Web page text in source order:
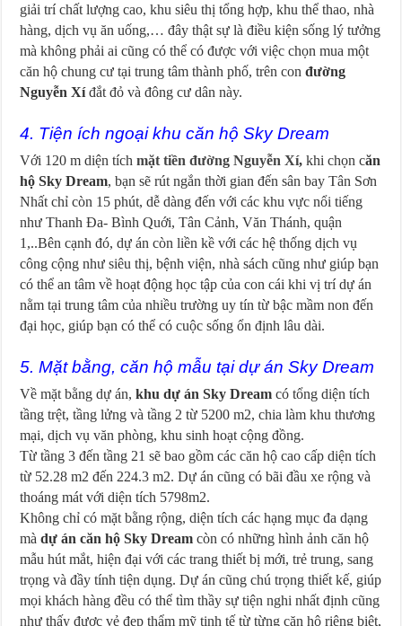
giải trí chất lượng cao, khu siêu thị tổng hợp, khu thể thao, nhà
hàng, dịch vụ ăn uống,… đây thật sự là điều kiện sống lý tưởng
mà không phải ai cũng có thể có được với việc chọn mua một
căn hộ chung cư tại trung tâm thành phố, trên conđường
Nguyễn Xíđắt đỏ và đông cư dân này.
4. Tiện ích ngoại khu căn hộ Sky Dream
Với 120 m diện tíchmặt tiền đường Nguyễn Xí, khi chọn căn
hộ Sky Dream, bạn sẽ rút ngắn thời gian đến sân bay Tân Sơn
Nhất chỉ còn 15 phút, dễ dàng đến với các khu vực nổi tiếng
như Thanh Đa- Bình Quới, Tân Cảnh, Văn Thánh, quận
1,..Bên cạnh đó, dự án còn liền kề với các hệ thống dịch vụ
công cộng như siêu thị, bệnh viện, nhà sách cũng như giúp bạn
có thể an tâm về hoạt động học tập của con cái khi vị trí dự án
nằm tại trung tâm của nhiều trường uy tín từ bậc mầm non đến
đại học, giúp bạn có thể có cuộc sống ổn định lâu dài.
5. Mặt bằng, căn hộ mẫu tại dự án Sky Dream
Về mặt bằng dự án,khu dự án Sky Dream có tổng diện tích
tầng trệt, tầng lửng và tầng 2 từ 5200 m2, chia làm khu thương
mại, dịch vụ văn phòng, khu sinh hoạt cộng đồng.
Từ tầng 3 đến tầng 21 sẽ bao gồm các căn hộ cao cấp diện tích
từ 52.28 m2 đến 224.3 m2. Dự án cũng có bãi đầu xe rộng và
thoáng mát với diện tích 5798m2.
Không chỉ có mặt bằng rộng, diện tích các hạng mục đa dạng
màdự án căn hộ Sky Dream còn có những hình ảnh căn hộ
mẫu hút mắt, hiện đại với các trang thiết bị mới, trẻ trung, sang
trọng và đầy tính tiện dụng. Dự án cũng chú trọng thiết kế, giúp
mọi khách hàng đều có thể tìm thầy sự tiện nghi nhất định cũng
như thấy được vẻ đẹp thẩm mỹ tinh tế từ từng căn hộ riêng biệt,